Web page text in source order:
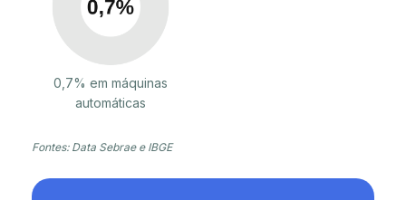
0,7% em máquinas
automáticas
Fontes: Data Sebrae e IBGE